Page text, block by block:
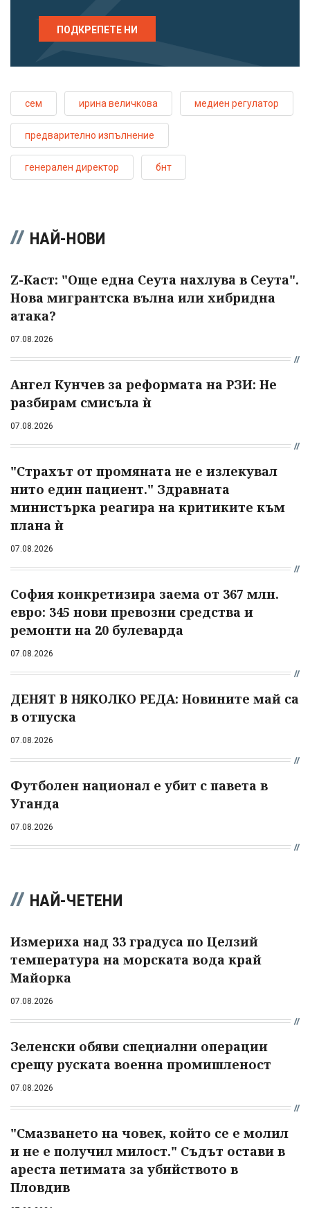
ПОДКРЕПЕТЕ НИ
сем ирина величкова медиен регулатор
предварително изпълнение
генерален директор бнт
НАЙ-НОВИ
Z-Каст: "Още една Сеута нахлува в Сеута".
Нова мигрантска вълна или хибридна
атака?
07.08.2026
Ангел Кунчев за реформата на РЗИ: Не
разбирам смисъла ѝ
07.08.2026
"Страхът от промяната не е излекувал
нито един пациент." Здравната
министърка реагира на критиките към
плана ѝ
07.08.2026
София конкретизира заема от 367 млн.
евро: 345 нови превозни средства и
ремонти на 20 булеварда
07.08.2026
ДЕНЯТ В НЯКОЛКО РЕДА: Новините май са
в отпуска
07.08.2026
Футболен национал е убит с павета в
Уганда
07.08.2026
НАЙ-ЧЕТЕНИ
Измериха над 33 градуса по Целзий
температура на морската вода край
Майорка
07.08.2026
Зеленски обяви специални операции
срещу руската военна промишленост
07.08.2026
"Смазването на човек, който се е молил
и не е получил милост." Съдът остави в
ареста петимата за убийството в
Пловдив